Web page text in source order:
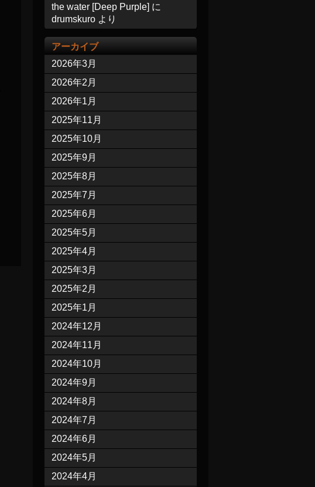
the water [Deep Purple] に
drumskuro より
アーカイブ
2026年3月
2026年2月
2026年1月
2025年11月
2025年10月
2025年9月
2025年8月
2025年7月
2025年6月
2025年5月
2025年4月
2025年3月
2025年2月
2025年1月
2024年12月
2024年11月
2024年10月
2024年9月
2024年8月
2024年7月
2024年6月
2024年5月
2024年4月